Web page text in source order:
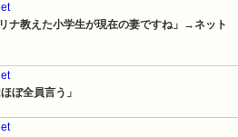
ナ教えた小学生が現在の妻ですね」→ネット
ぼ全員言う」